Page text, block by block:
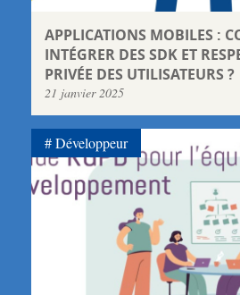
APPLICATIONS MOBILES :
INTÉGRER DES SDK ET
PRIVÉE DES UTILISATEURS ?
21 janvier 2025
Développeur